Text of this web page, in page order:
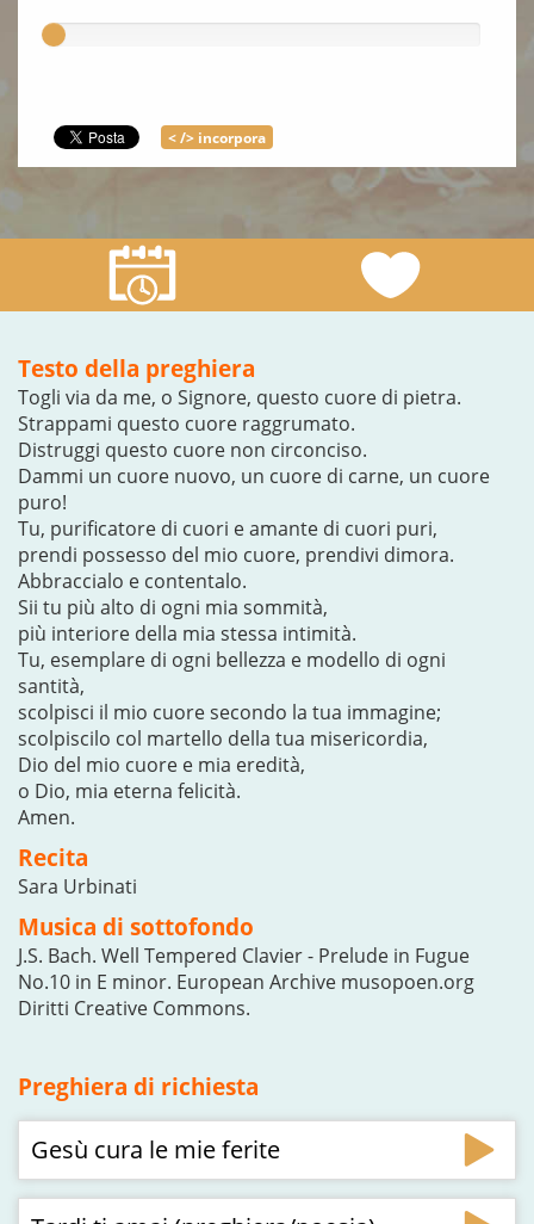
< /> incorpora
Testo della preghiera
Togli via da me, o Signore, questo cuore di pietra.
Strappami questo cuore raggrumato.
Distruggi questo cuore non circonciso.
Dammi un cuore nuovo, un cuore di carne, un cuore
puro!
Tu, purificatore di cuori e amante di cuori puri,
prendi possesso del mio cuore, prendivi dimora.
Abbraccialo e contentalo.
Sii tu più alto di ogni mia sommità,
più interiore della mia stessa intimità.
Tu, esemplare di ogni bellezza e modello di ogni
santità,
scolpisci il mio cuore secondo la tua immagine;
scolpiscilo col martello della tua misericordia,
Dio del mio cuore e mia eredità,
o Dio, mia eterna felicità.
Amen.
Recita
Sara Urbinati
Musica di sottofondo
J.S. Bach. Well Tempered Clavier - Prelude in Fugue
No.10 in E minor. European Archive musopoen.org
Diritti Creative Commons.
Preghiera di richiesta
Gesù cura le mie ferite